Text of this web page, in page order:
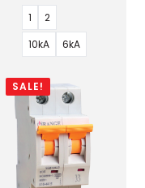
SALE!
1
2
10kA
6kA